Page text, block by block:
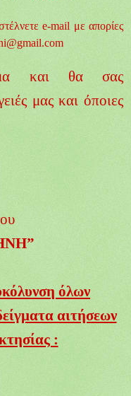
e-mail με απορίες
και θα σας
μας και όποιες
όλων
αιτήσεων
: